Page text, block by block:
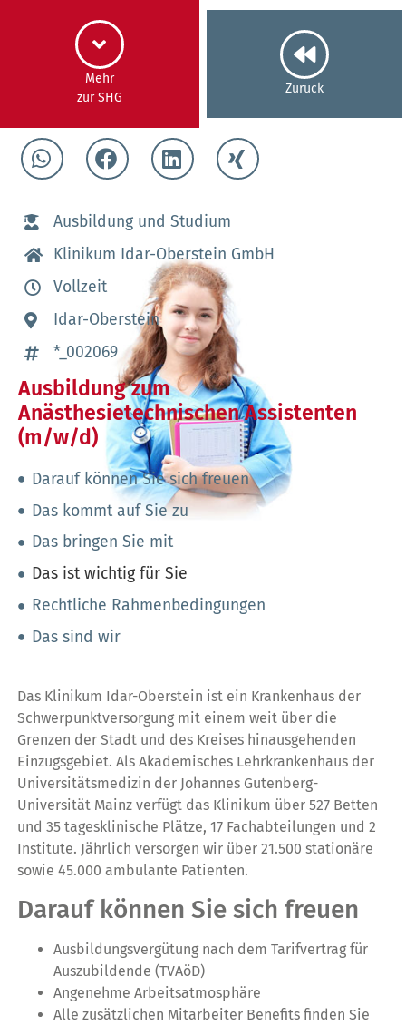
Mehr
zur SHG
Zurück
Ausbildung zum
Anästhesietechnischen Assistenten
(m/w/d)
Darauf können Sie sich freuen
Das kommt auf Sie zu
Das bringen Sie mit
Das ist wichtig für Sie
Rechtliche Rahmenbedingungen
Das sind wir
Ausbildung und Studium
Klinikum Idar-Oberstein GmbH
Vollzeit
Idar-Oberstein
*_002069
Das Klinikum Idar-Oberstein ist ein Krankenhaus der
Schwerpunktversorgung mit einem weit über die
Grenzen der Stadt und des Kreises hinausgehenden
Einzugsgebiet. Als Akademisches Lehrkrankenhaus der
Universitätsmedizin der Johannes Gutenberg-
Universität Mainz verfügt das Klinikum über 527 Betten
und 35 tagesklinische Plätze, 17 Fachabteilungen und 2
Institute. Jährlich versorgen wir über 21.500 stationäre
sowie 45.000 ambulante Patienten.
Darauf können Sie sich freuen
Ausbildungsvergütung nach dem Tarifvertrag für
Auszubildende (TVAöD)
Angenehme Arbeitsatmosphäre
Alle zusätzlichen Mitarbeiter Benefits finden Sie